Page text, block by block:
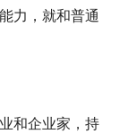
力，就和普通
和企业家，持